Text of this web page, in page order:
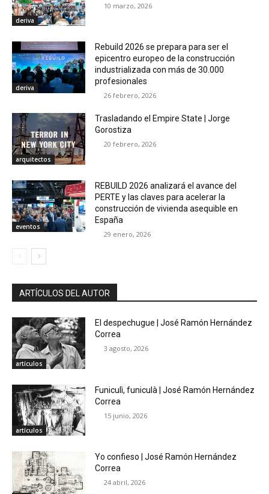
deriva
10 marzo, 2026
deriva
Rebuild 2026 se prepara para ser el
epicentro europeo de la construcción
industrializada con más de 30.000
profesionales
26 febrero, 2026
arquitectos
Trasladando el Empire State | Jorge
Gorostiza
20 febrero, 2026
eventos
REBUILD 2026 analizará el avance del
PERTE y las claves para acelerar la
construcción de vivienda asequible en
España
29 enero, 2026
ARTÍCULOS DEL AUTOR
artículos
El despechugue | José Ramón Hernández
Correa
3 agosto, 2026
artículos
Funiculì, funiculà | José Ramón Hernández
Correa
15 junio, 2026
Yo confieso | José Ramón Hernández
Correa
24 abril, 2026